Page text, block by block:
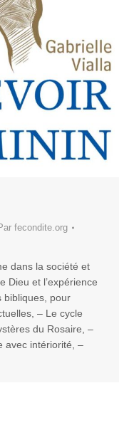
fecondite.org
dans la société et
Dieu et l’expérience
bibliques, pour
– Le cycle
du Rosaire, –
avec intériorité, –